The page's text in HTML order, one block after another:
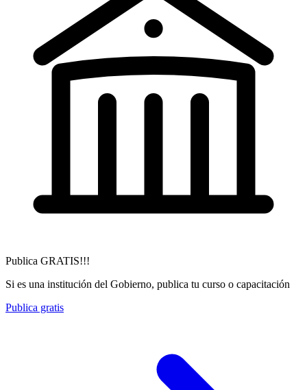
Publica GRATIS!!!
Si es una institución del Gobierno, publica tu curso o capacitación
Publica gratis